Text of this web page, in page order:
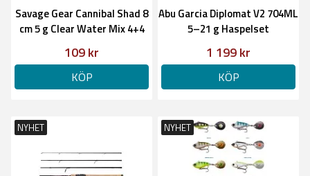
Savage Gear Cannibal Shad 8
cm 5 g Clear Water Mix 4+4
109 kr
KÖP
Abu Garcia Diplomat V2 704ML
5–21 g Haspelset
1 199 kr
KÖP
NYHET NYHET